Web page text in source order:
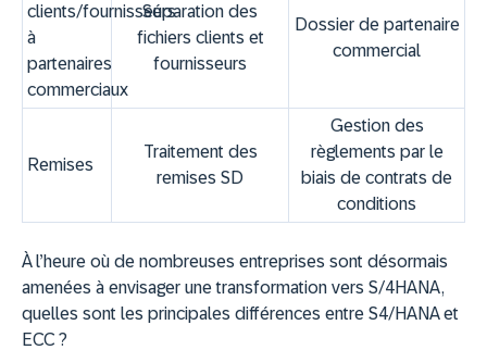
clients/fournisseurs
à
partenaires
commerciaux
Séparation des
fichiers clients et
fournisseurs
Dossier de partenaire
commercial
Remises
Traitement des
remises SD
Gestion des
règlements par le
biais de contrats de
conditions
À l’heure où de nombreuses entreprises sont désormais
amenées à envisager une transformation vers S/4HANA,
quelles sont les principales différences entre S4/HANA et
ECC ?